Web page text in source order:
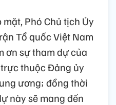
Phó Chủ tịch Ủy
Tổ quốc Việt Nam
ơn sự tham dự của
thuộc Đảng ủy
ương; đồng thời
này sẽ mang đến